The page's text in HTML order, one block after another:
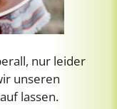
nur leider
unseren
lassen.